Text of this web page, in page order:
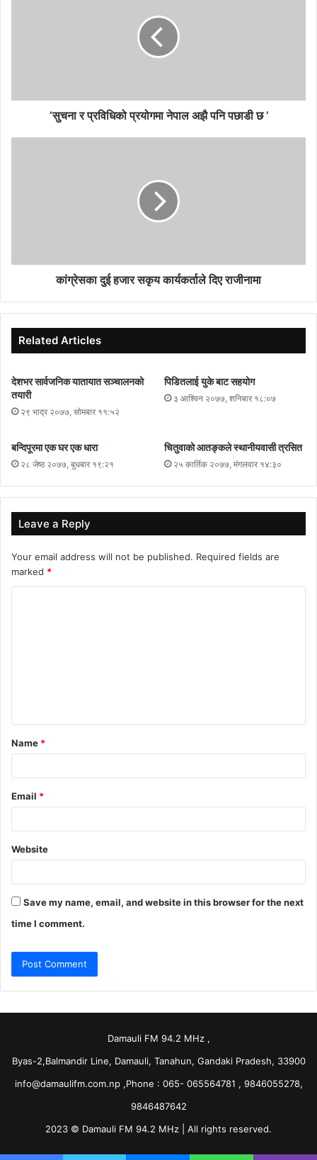
रोपो बगाइदिएको ठाउँमा कृषकले हरियो फर्किएको र अलि बाक्लो रहेको रोपोको गावा
च्यातेर रोप्दै खाली ठाउँ भर्ने गरेको छन् । बाढी नियन्त्रण र जोखिम कम गर्न
‘सुचना र प्रविधिको प्रयोगमा नेपाल अझै पनि पछाडी छ ’
कांग्रेसका दुई हजार सकृय कार्यकर्ताले दिए राजीनामा
Related Articles
देशभर सार्वजनिक यातायात सञ्चालनको
तयारी
२९ भाद्र २०७७, सोमबार ११:५२
पिडितलाई युके बाट सहयोग
३ आश्विन २०७७, शनिबार १८:०७
बन्दिपूरमा एक घर एक धारा
२८ जेष्ठ २०७७, बुधबार १९:२१
चितुवाको आतङ्कले स्थानीयवासी त्रसित
२५ कार्तिक २०७७, मंगलवार १४:३०
Leave a Reply
Your email address will not be published. Required fields are
marked *
t
*
Name *
Email *
Website
Save my name, email, and website in this browser for the next
time I comment.
Damauli FM 94.2 MHz ,
Byas-2,Balmandir Line, Damauli, Tanahun, Gandaki Pradesh, 33900
info@damaulifm.com.np,Phone : 065- 065564781 , 9846055278,
9846487642
2023 © Damauli FM 94.2 MHz | All rights reserved.